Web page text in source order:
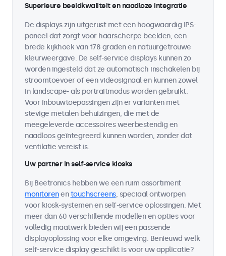
Superieure beeldkwaliteit en naadloze integratie
De displays zijn uitgerust met een hoogwaardig IPS-
paneel dat zorgt voor haarscherpe beelden, een
brede kijkhoek van 178 graden en natuurgetrouwe
kleurweergave. De self-service displays kunnen zo
worden ingesteld dat ze automatisch inschakelen bij
stroomtoevoer of een videosignaal en kunnen zowel
in landscape- als portraitmodus worden gebruikt.
Voor inbouwtoepassingen zijn er varianten met
stevige metalen behuizingen, die met de
meegeleverde accessoires weerbestendig en
naadloos geïntegreerd kunnen worden, zonder dat
ventilatie vereist is.
Uw partner in self-service kiosks
Bij Beetronics hebben we een ruim assortiment
monitorenentouchscreens, speciaal ontworpen
voor kiosk-systemen en self-service oplossingen. Met
meer dan 60 verschillende modellen en opties voor
volledig maatwerk bieden wij een passende
displayoplossing voor elke omgeving. Benieuwd welk
self-service display geschikt is voor uw applicatie?